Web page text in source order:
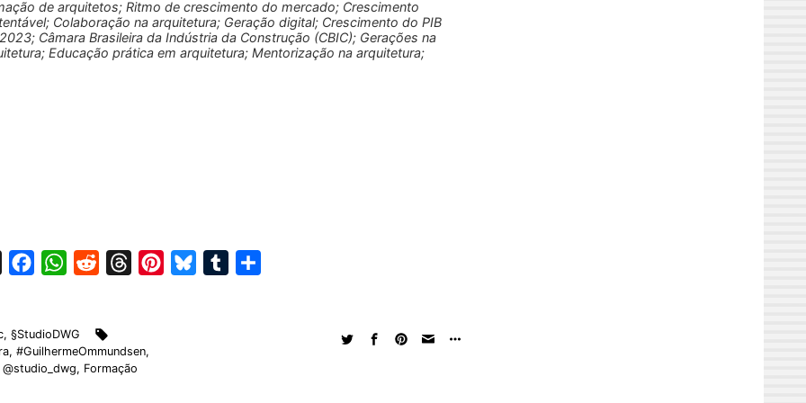
de arquitetos; Ritmo de crescimento do mercado; Crescimento
Colaboração na arquitetura; Geração digital; Crescimento do PIB
Câmara Brasileira da Indústria da Construção (CBIC); Gerações na
Educação prática em arquitetura; Mentorização na arquitetura;
e
b
W
t
s
d
i
a
, §StudioDWG
, #GuilhermeOmmundsen,
@studio_dwg, Formação